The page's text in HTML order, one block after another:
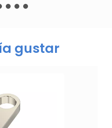
gustar